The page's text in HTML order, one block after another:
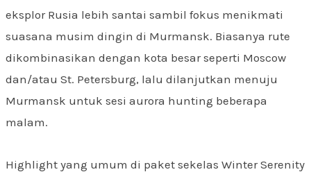
eksplor Rusia lebih santai sambil fokus menikmati
suasana musim dingin di Murmansk. Biasanya rute
dikombinasikan dengan kota besar seperti Moscow
dan/atau St. Petersburg, lalu dilanjutkan menuju
Murmansk untuk sesi aurora hunting beberapa
malam.
Highlight yang umum di paket sekelas Winter Serenity